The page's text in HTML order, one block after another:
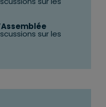
sur les